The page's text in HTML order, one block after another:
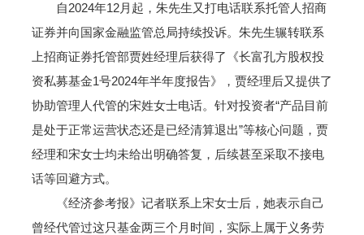
自2024年12月起，朱先生又打电话联系托管人招商
证券并向国家金融监管总局持续投诉。朱先生辗转联系
上招商证券托管部贾姓经理后获得了《长富孔方股权投
资私募基金1号2024年半年度报告》，贾经理后又提供了
协助管理人代管的宋姓女士电话。针对投资者“产品目前
是处于正常运营状态还是已经清算退出”等核心问题，贾
经理和宋女士均未给出明确答复，后续甚至采取不接电
话等回避方式。
《经济参考报》记者联系上宋女士后，她表示自己
曾经代管过这只基金两三个月时间，实际上属于义务劳